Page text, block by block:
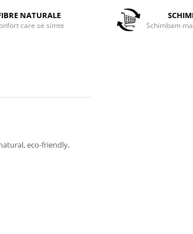
NATURALE
care se simte Schimbam
eco-friendly,